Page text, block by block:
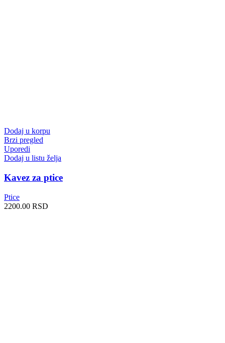
Dodaj u korpu
Brzi pregled
Uporedi
Dodaj u listu želja
Kavez za ptice
Ptice
2200.00 RSD